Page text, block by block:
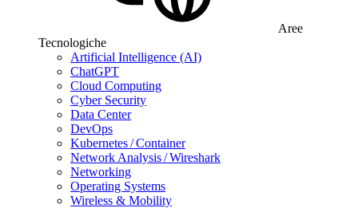
Aree
Tecnologiche
Artificial Intelligence (AI)
ChatGPT
Cloud Computing
Cyber Security
Data Center
DevOps
Kubernetes / Container
Network Analysis / Wireshark
Networking
Operating Systems
Wireless & Mobility